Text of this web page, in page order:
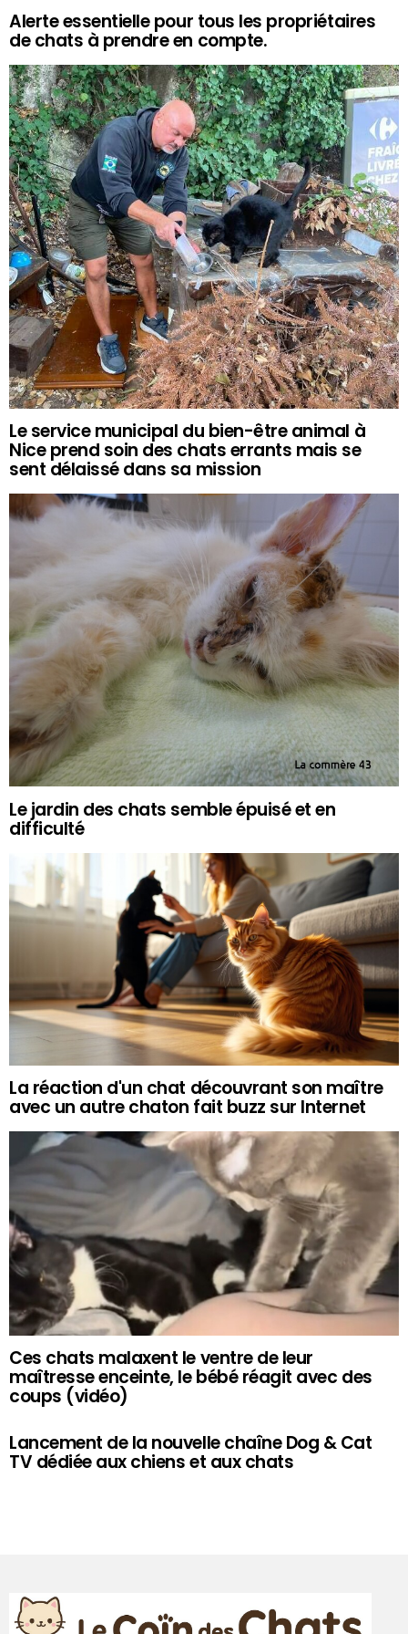
Alerte essentielle pour tous les propriétaires
de chats à prendre en compte.
Le service municipal du bien-être animal à
Nice prend soin des chats errants mais se
sent délaissé dans sa mission
Le jardin des chats semble épuisé et en
difficulté
La réaction d'un chat découvrant son maître
avec un autre chaton fait buzz sur Internet
Ces chats malaxent le ventre de leur
maîtresse enceinte, le bébé réagit avec des
coups (vidéo)
Lancement de la nouvelle chaîne Dog & Cat
TV dédiée aux chiens et aux chats